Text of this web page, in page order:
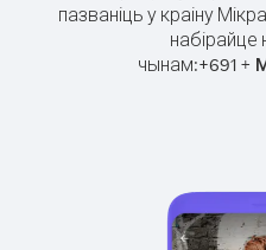
пазваніць у краіну
набірайце
чынам:+691 +